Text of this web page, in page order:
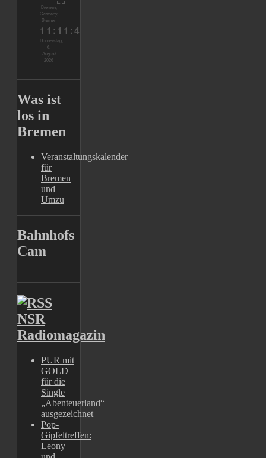
Was ist
los in
Bremen
Veranstaltungskalender
für
Bremen
und
Umzu
Bahnhofs
Cam
NSR
Radiomagazin
PUR mit
GOLD
für die
Single
„Abenteuerland“
ausgezeichnet
Pop-
Gipfeltreffen:
Leony